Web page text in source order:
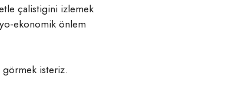
çalistigini izlemek
ekonomik önlem
isteriz.